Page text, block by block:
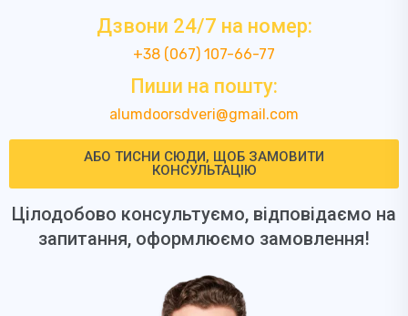
Дзвони 24/7 на номер:
+38 (067) 107-66-77
Пиши на пошту:
alumdoorsdveri@gmail.com
АБО ТИСНИ СЮДИ, ЩОБ ЗАМОВИТИ
КОНСУЛЬТАЦІЮ
Цілодобово консультуємо, відповідаємо на
запитання, оформлюємо замовлення!